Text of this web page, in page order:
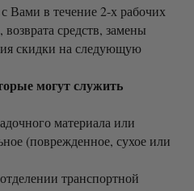
Вами в течение 2-х рабочих
средств, замены
скидки на следующую
могут служить
материала или
(поврежденное, сухое или
транспортной